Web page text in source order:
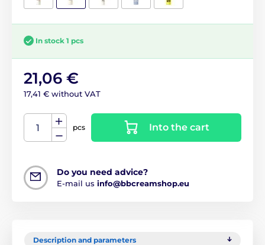
In stock 1 pcs
21,06 €
17,41 € without VAT
pcs Into the cart
Do you need advice?
E-mail us info@bbcreamshop.eu
Description and parameters